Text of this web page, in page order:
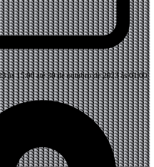
às 15:00 até 30 de outubro de 2023 às 01:00